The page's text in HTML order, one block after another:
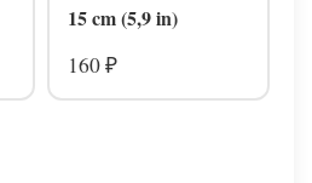
15 cm (5,9 in)
160 ₽